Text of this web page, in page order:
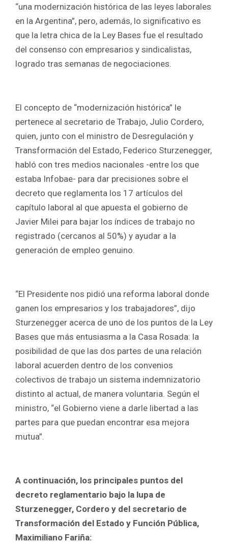
o
k
p
p
“una modernización histórica de las leyes laborales
en la Argentina”, pero, además, lo significativo es
que la letra chica de la Ley Bases fue el resultado
del consenso con empresarios y sindicalistas,
logrado tras semanas de negociaciones.
El concepto de “modernización histórica” le
pertenece al secretario de Trabajo, Julio Cordero,
quien, junto con el ministro de Desregulación y
Transformación del Estado, Federico Sturzenegger,
habló con tres medios nacionales -entre los que
estaba Infobae- para dar precisiones sobre el
decreto que reglamenta los 17 artículos del
capítulo laboral al que apuesta el gobierno de
Javier Milei para bajar los índices de trabajo no
registrado (cercanos al 50%) y ayudar a la
generación de empleo genuino.
“El Presidente nos pidió una reforma laboral donde
ganen los empresarios y los trabajadores”, dijo
Sturzenegger acerca de uno de los puntos de la Ley
Bases que más entusiasma a la Casa Rosada: la
posibilidad de que las dos partes de una relación
laboral acuerden dentro de los convenios
colectivos de trabajo un sistema indemnizatorio
distinto al actual, de manera voluntaria. Según el
ministro, “el Gobierno viene a darle libertad a las
partes para que puedan encontrar esa mejora
mutua”.
A continuación, los principales puntos del
decreto reglamentario bajo la lupa de
Sturzenegger, Cordero y del secretario de
Transformación del Estado y Función Pública,
Maximiliano Fariña: